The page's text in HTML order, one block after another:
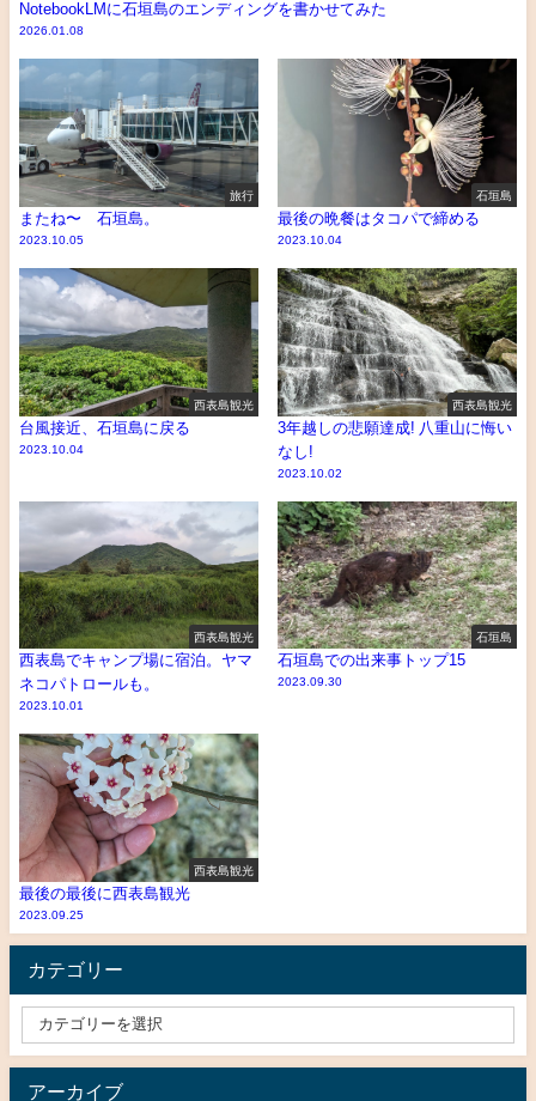
NotebookLMに石垣島のエンディングを書かせてみた
2026.01.08
旅行
またね〜 石垣島。
2023.10.05
石垣島
最後の晩餐はタコパで締める
2023.10.04
西表島観光
台風接近、石垣島に戻る
2023.10.04
西表島観光
3年越しの悲願達成! 八重山に悔い
なし!
2023.10.02
西表島観光
西表島でキャンプ場に宿泊。ヤマ
ネコパトロールも。
2023.10.01
石垣島
石垣島での出来事トップ15
2023.09.30
西表島観光
最後の最後に西表島観光
2023.09.25
カテゴリー
アーカイブ